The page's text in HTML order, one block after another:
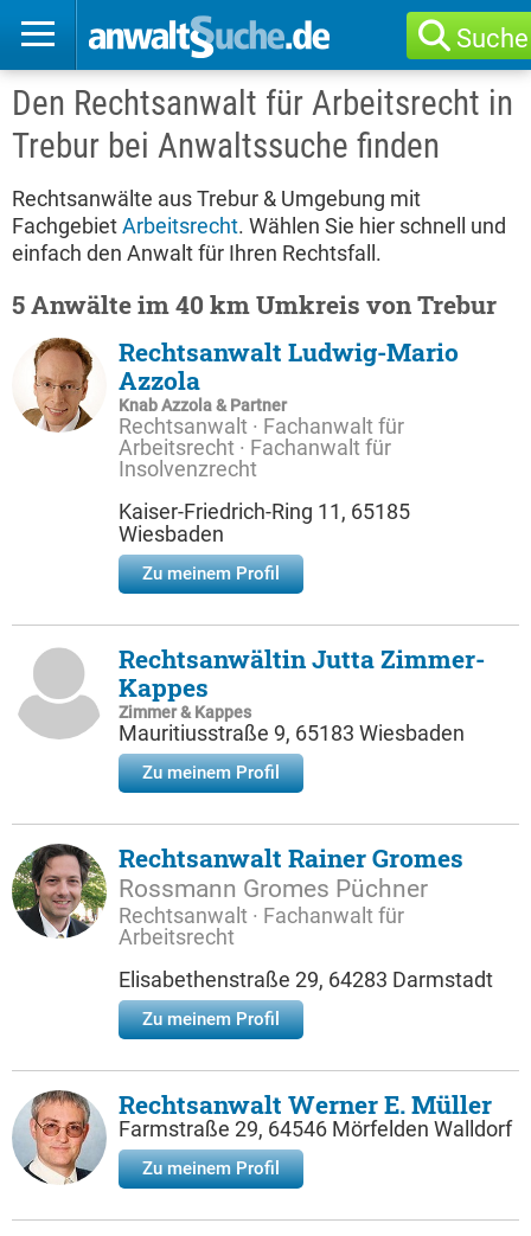
Suche
Den Rechtsanwalt für Arbeitsrecht in
Trebur bei Anwaltssuche finden
Rechtsanwälte aus Trebur & Umgebung mit
FachgebietArbeitsrecht. Wählen Sie hier schnell und
einfach den Anwalt für Ihren Rechtsfall.
5 Anwälte im 40 km Umkreis von Trebur
Rechtsanwalt Ludwig-Mario
Azzola
Knab Azzola & Partner
Rechtsanwalt · Fachanwalt für
Arbeitsrecht · Fachanwalt für
Insolvenzrecht
Kaiser-Friedrich-Ring 11, 65185
Wiesbaden
Zu meinem Profil
Rechtsanwältin Jutta Zimmer-
Kappes
Zimmer & Kappes
Mauritiusstraße 9, 65183 Wiesbaden
Zu meinem Profil
Rechtsanwalt Rainer Gromes
Rossmann Gromes Püchner
Rechtsanwalt · Fachanwalt für
Arbeitsrecht
Elisabethenstraße 29, 64283 Darmstadt
Zu meinem Profil
Rechtsanwalt Werner E. Müller
Farmstraße 29, 64546 Mörfelden Walldorf
Zu meinem Profil